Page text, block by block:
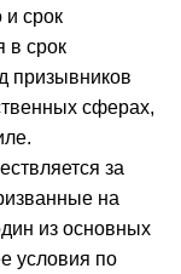
и срок
в срок
призывников
сферах,
за
на
из основных
условия по